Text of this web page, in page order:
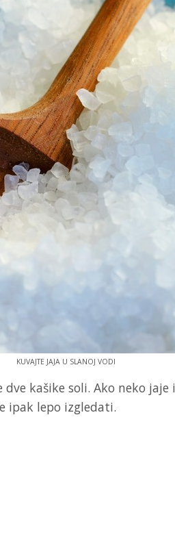
KUVAJTE JAJA U SLANOJ VODI
kašike soli. Ako neko jaje
ipak lepo izgledati.